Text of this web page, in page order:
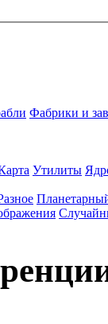
Фабрики и
Утилиты